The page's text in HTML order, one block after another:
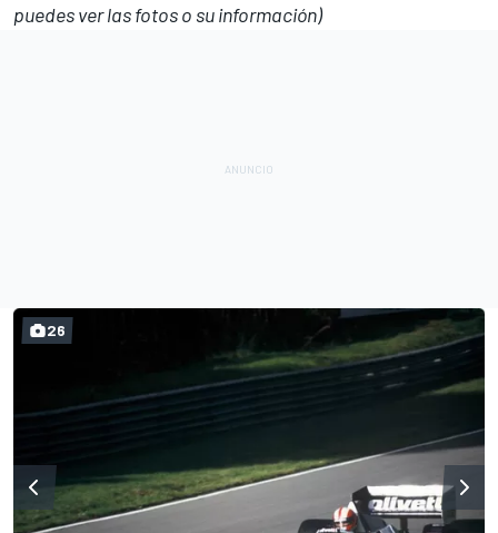
puedes ver las fotos o su información)
26